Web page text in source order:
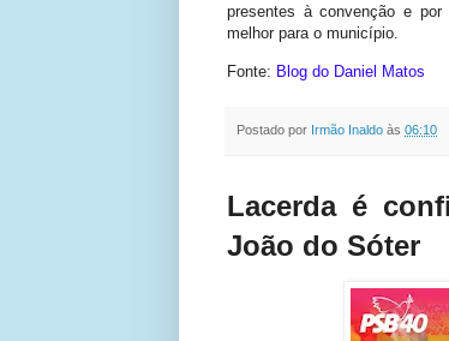
presentes à convenção e
melhor para o município.
Fonte: Blog do Daniel Matos
Postado por Irmão Inaldo às 06:10
Lacerda é
João do Sóter